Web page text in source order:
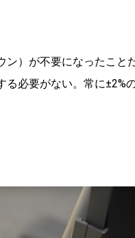
）が不要になったこと
必要がない。常に±2%